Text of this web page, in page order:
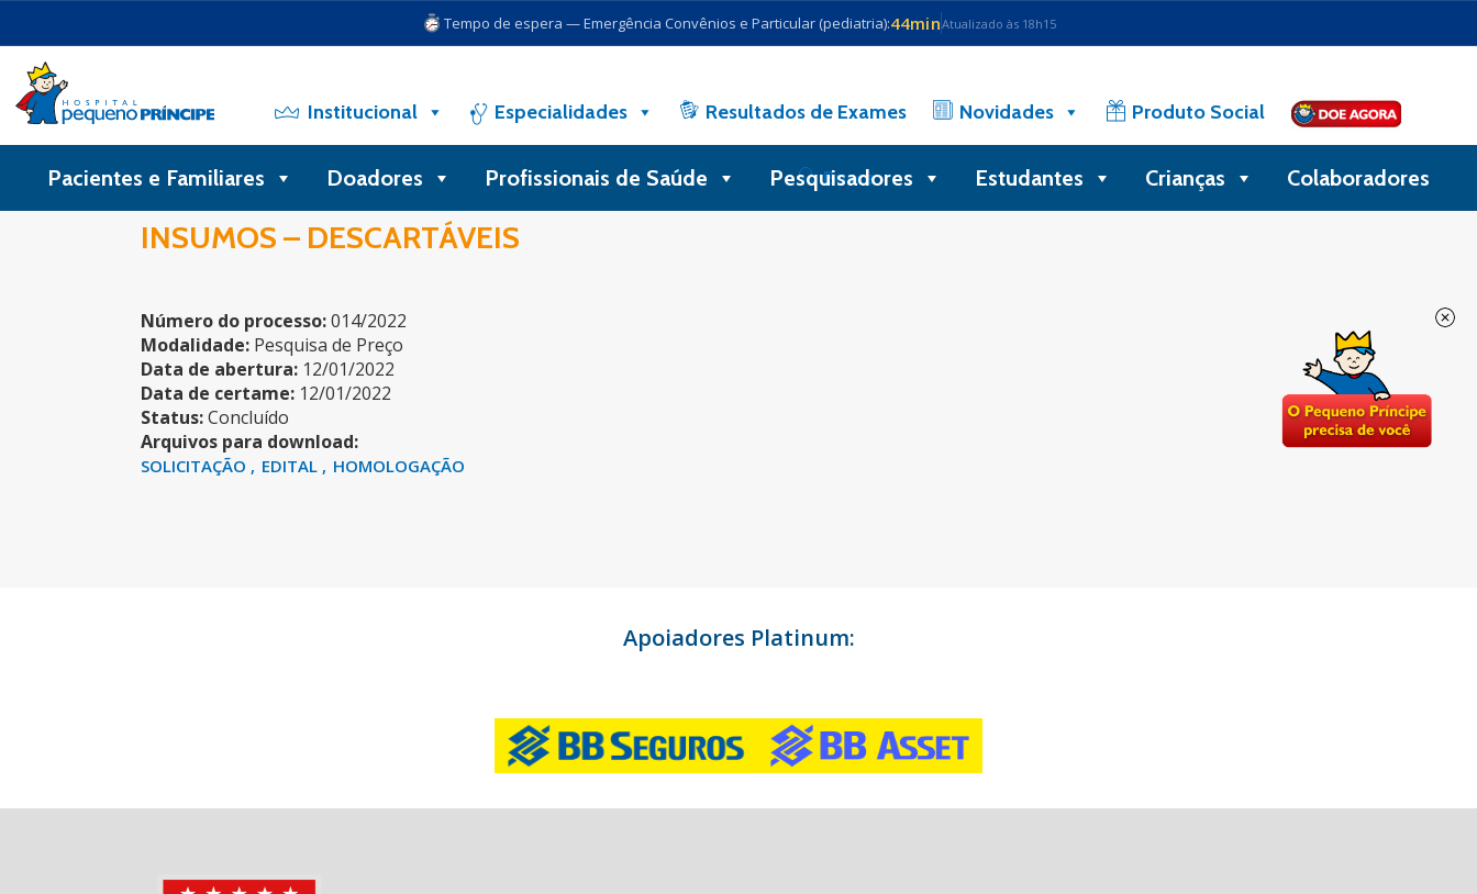
Tempo de espera — Emergência Convênios e Particular (pediatria):44minAtualizado às 18h15
Institucional Especialidades Resultados de Exames Novidades Produto Social
Busca
Pacientes e Familiares Doadores Profissionais de Saúde Pesquisadores Estudantes Crianças Colaboradores
INSUMOS – DESCARTÁVEIS
Número do processo:014/2022
Modalidade: Pesquisa de Preço
Data de abertura: 12/01/2022
Data de certame: 12/01/2022
Status:Concluído
Arquivos para download:
SOLICITAÇÃO EDITAL HOMOLOGAÇÃO
Apoiadores Platinum: